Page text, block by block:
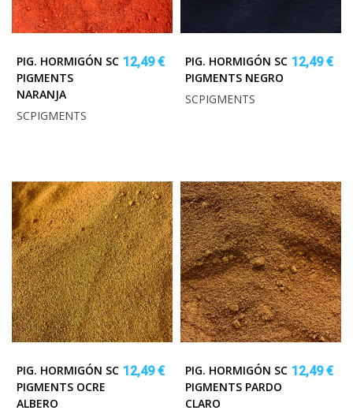
PIG. HORMIGÓN SC
PIGMENTS
NARANJA
12,49 €
SCPIGMENTS
PIG. HORMIGÓN SC
PIGMENTS NEGRO
12,49 €
SCPIGMENTS
PIG. HORMIGÓN SC
PIGMENTS OCRE
ALBERO
12,49 €
PIG. HORMIGÓN SC
PIGMENTS PARDO
CLARO
12,49 €